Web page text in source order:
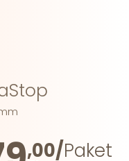
,00/Paket